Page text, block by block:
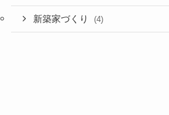
新築家づくり (4)